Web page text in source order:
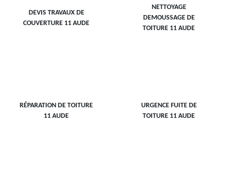
DEVIS TRAVAUX DE
COUVERTURE 11 AUDE
NETTOYAGE
DEMOUSSAGE DE
TOITURE 11 AUDE
RÉPARATION DE TOITURE
11 AUDE
URGENCE FUITE DE
TOITURE 11 AUDE